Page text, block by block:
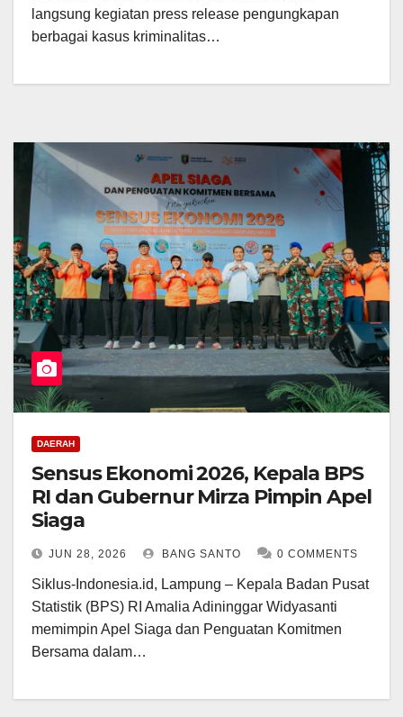
langsung kegiatan press release pengungkapan
berbagai kasus kriminalitas…
DAERAH
Sensus Ekonomi 2026, Kepala BPS
RI dan Gubernur Mirza Pimpin Apel
Siaga
JUN 28, 2026 BANG SANTO 0 COMMENTS
Siklus-Indonesia.id, Lampung – Kepala Badan Pusat
Statistik (BPS) RI Amalia Adininggar Widyasanti
memimpin Apel Siaga dan Penguatan Komitmen
Bersama dalam…